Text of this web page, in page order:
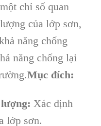
chỉ số quan
của lớp sơn,
năng chống
năng chống lại
Mục đích:
Xác định
lớp sơn.